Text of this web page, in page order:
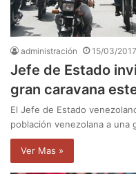
administración 15/03/2017
Jefe de Estado
gran caravana
El Jefe de Estado
población venezolana a una
Ver Mas »